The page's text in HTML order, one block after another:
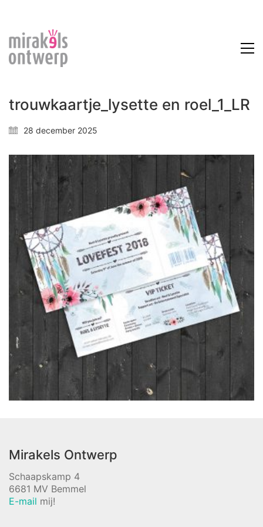
trouwkaartje_lysette en roel_1_LR
28 december 2025
Mirakels Ontwerp
Schaapskamp 4
6681 MV Bemmel
E-mail mij!